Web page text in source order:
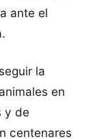
ante el
la
en
y de
centenares